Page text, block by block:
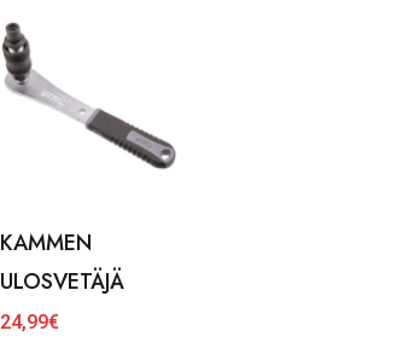
KAMMEN
ULOSVETÄJÄ
24,99€